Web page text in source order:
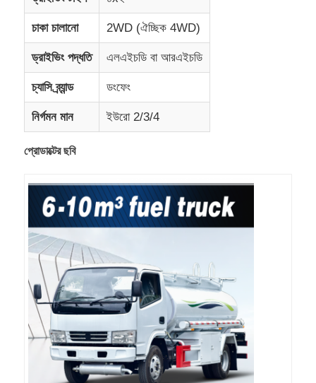
কার্গো ট্রাক
চাকা চালানো 2WD (ঐচ্ছিক 4WD)
ড্রাইভিং পদ্ধতি এলএইচডি বা আরএইচডি
চ্যাসি ব্র্যান্ড ডংফেং
নির্গমন মান ইউরো 2/3/4
প্রোডাক্টের ছবি